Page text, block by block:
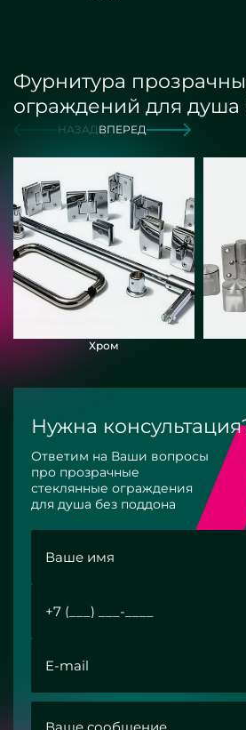
Фурнитура
ограждений для душа
НАЗАДВПЕРЕД
Хром
Нужна
Ответим на Ваши вопросы
про прозрачные
стеклянные ограждения
для душа без поддона